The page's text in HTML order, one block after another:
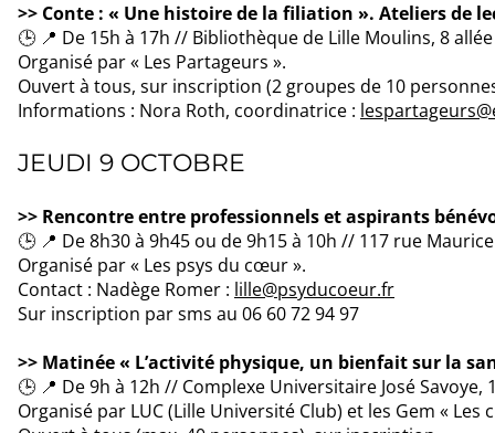
>> Conte : « Une histoire de la filiation ». Ateliers de
🕒 📍 De 15h à 17h // Bibliothèque de Lille Moulins, 8
Organisé par « Les Partageurs ».
Ouvert à tous, sur inscription (2 groupes de 10
Informations : Nora Roth, coordinatrice :
JEUDI 9 OCTOBRE
>> Rencontre entre professionnels et aspirants
🕒 📍 De 8h30 à 9h45 ou de 9h15 à 10h // 117 rue
Organisé par « Les psys du cœur ».
Contact : Nadège Romer : lille@psyducoeur.fr
Sur inscription par sms au 06 60 72 94 97
>> Matinée « L’activité physique, un bienfait sur la
🕒 📍 De 9h à 12h // Complexe Universitaire José
Organisé par LUC (Lille Université Club) et les Gem «